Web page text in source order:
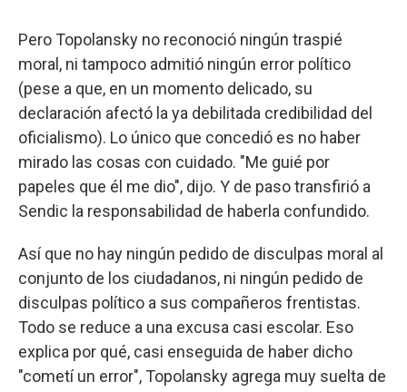
Pero Topolansky no reconoció ningún traspié
moral, ni tampoco admitió ningún error político
(pese a que, en un momento delicado, su
declaración afectó la ya debilitada credibilidad del
oficialismo). Lo único que concedió es no haber
mirado las cosas con cuidado. "Me guié por
papeles que él me dio", dijo. Y de paso transfirió a
Sendic la responsabilidad de haberla confundido.
Así que no hay ningún pedido de disculpas moral al
conjunto de los ciudadanos, ni ningún pedido de
disculpas político a sus compañeros frentistas.
Todo se reduce a una excusa casi escolar. Eso
explica por qué, casi enseguida de haber dicho
"cometí un error", Topolansky agrega muy suelta de